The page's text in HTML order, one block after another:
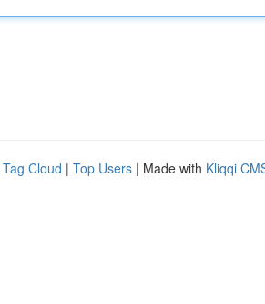
Tag Cloud | Top Users | Made with Kliqqi